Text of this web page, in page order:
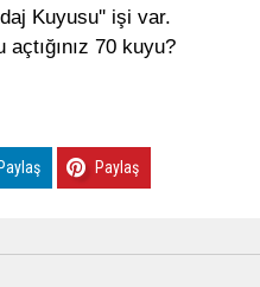
Kuyusu'' işi var.
70 kuyu?
Paylaş